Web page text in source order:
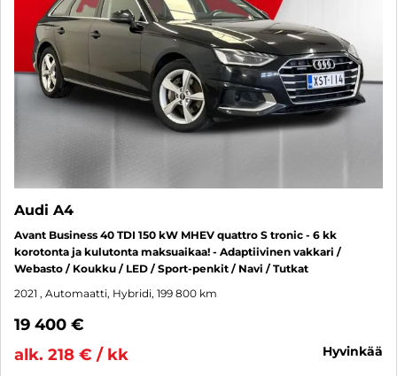
Audi A4
Avant Business 40 TDI 150 kW MHEV quattro S tronic - 6 kk
korotonta ja kulutonta maksuaikaa! - Adaptiivinen vakkari /
Webasto / Koukku / LED / Sport-penkit / Navi / Tutkat
2021 , Automaatti, Hybridi, 199 800 km
19 400 €
alk. 218 € / kk
hyvinkää